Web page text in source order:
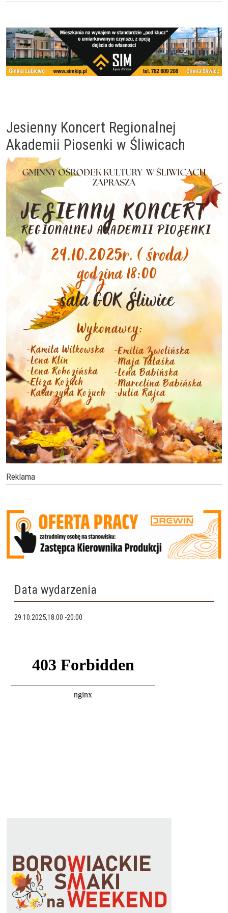
Jesienny Koncert Regionalnej
Akademii Piosenki w Śliwicach
Reklama
Data wydarzenia
29.10.2025,18:00 -20:00